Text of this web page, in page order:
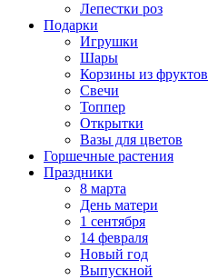
Лепестки роз
Подарки
Игрушки
Шары
Корзины из фруктов
Свечи
Топпер
Открытки
Вазы для цветов
Горшечные растения
Праздники
8 марта
День матери
1 сентября
14 февраля
Новый год
Выпускной